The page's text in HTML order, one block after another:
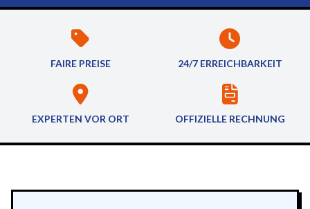
FAIRE PREISE 24/7 ERREICHBARKEIT
EXPERTEN VOR ORT OFFIZIELLE RECHNUNG